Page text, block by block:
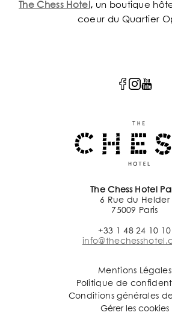
The Chess Hotel , un boutique
coeur du Quartier
The Chess Hotel
6 Rue du Helder
75009 Paris
+33 1 48 24 10 10
Mentions Légales
Politique de
Conditions générales
Gérer les cookies